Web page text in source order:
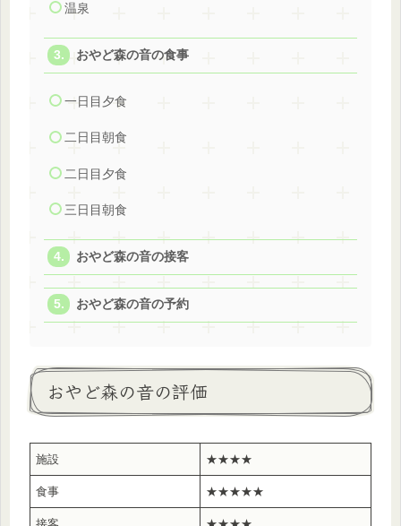
温泉
おやど森の音の食事
一日目夕食
二日目朝食
二日目夕食
三日目朝食
おやど森の音の接客
おやど森の音の予約
おやど森の音の評価
施設 ★★★★
食事 ★★★★★